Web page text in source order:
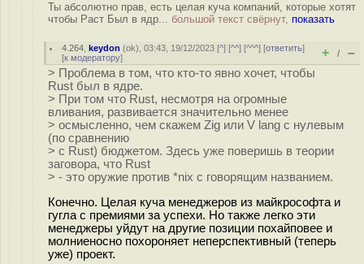
Ты абсолютно прав, есть целая куча компаний, которые хотят
чтобы Раст Был в ядр... большой текст свёрнут, показать
4.264 ,keydon (ok), 03:43, 19/12/2023 [^] [^^] [^^^] [ответить]
[к модератору] + / –
> Проблема в том, что кто-то явно хочет, чтобы
Rust был в ядре.
> При том что Rust, несмотря на огромные
вливания, развивается значительно менее
> осмысленно, чем скажем Zig или V lang с нулевым
(по сравнению
> с Rust) бюджетом. Здесь уже поверишь в теории
заговора, что Rust
> - это оружие против *nix с говорящим названием.
Конечно. Целая куча менеджеров из майкрософта и
гугла с премиями за успехи. Но также легко эти
менеджеры уйдут на другие позиции похайповее и
молниеносно похороняет неперспективный (теперь
уже) проект.